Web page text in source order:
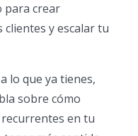
para crear
clientes y escalar tu
lo que ya tienes,
sobre cómo
en tu